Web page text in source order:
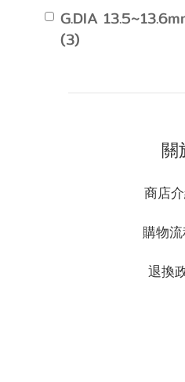
G.DIA
(3)
商店
購物
退